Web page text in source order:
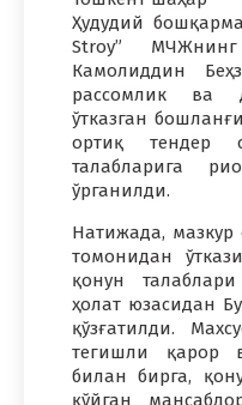
Ҳудудий
Stroy”
Камолиддин
рассомлик ва
ўтказган
ортиқ тендер
талабларига
ўрганилди.
Натижада, мазкур
томонидан
қонун
ҳолат юзасидан
қўзғатилди.
тегишли қарор
билан бирга,
қўйган